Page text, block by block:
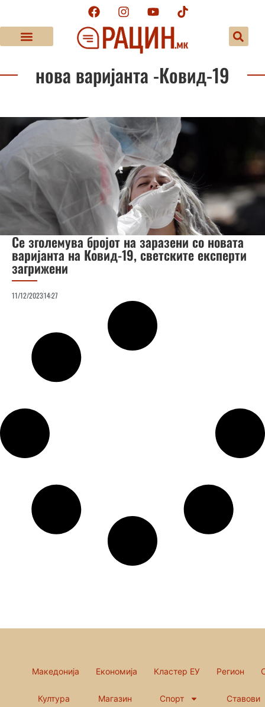
нова варијанта -Ковид-19
Се зголемува бројот на заразени со новата
варијанта на Ковид-19, светските експерти
загрижени
11/12/202314:27
Македонија Економија Кластер ЕУ Регион
Култура Магазин Спорт Ставови